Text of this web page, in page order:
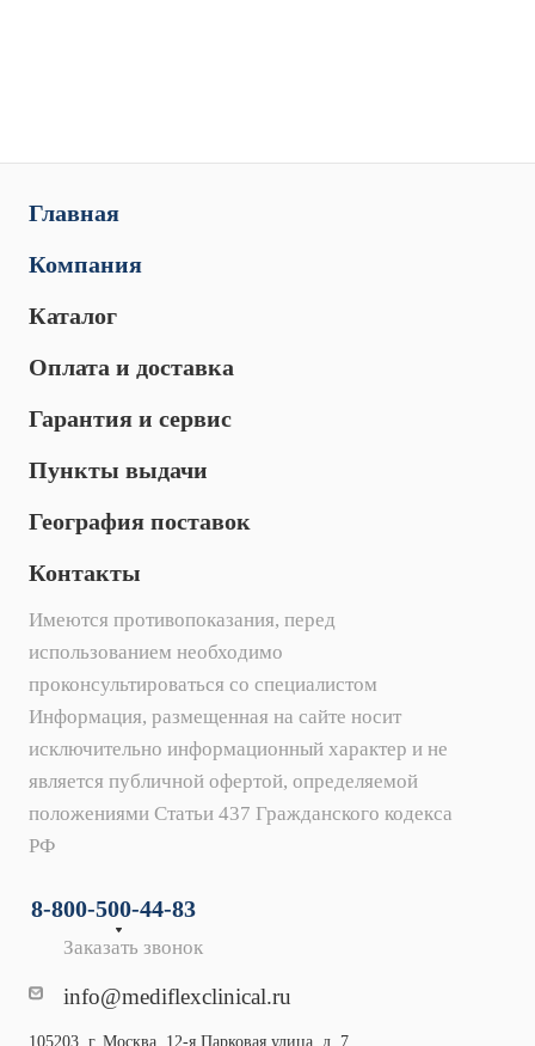
Главная
Компания
Каталог
Оплата и доставка
Гарантия и сервис
Пункты выдачи
География поставок
Контакты
Имеются противопоказания, перед
использованием необходимо
проконсультироваться со специалистом
Информация, размещенная на сайте носит
исключительно информационный характер и не
является публичной офертой, определяемой
положениями Статьи 437 Гражданского кодекса
РФ
8-800-500-44-83
Заказать звонок
info@mediflexclinical.ru
105203, г. Москва, 12-я Парковая улица, д. 7